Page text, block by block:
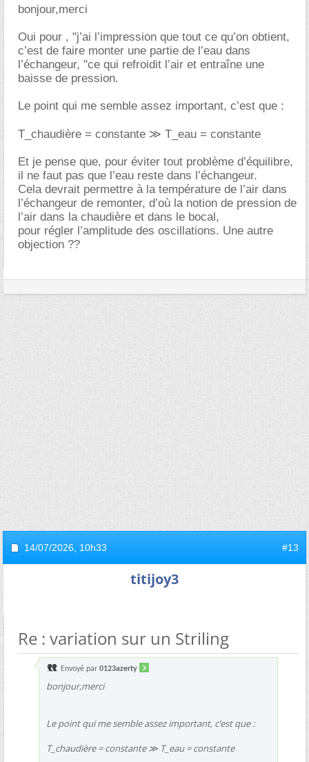
bonjour,merci
Oui pour , "j’ai l’impression que tout ce qu’on obtient,
c’est de faire monter une partie de l’eau dans
l’échangeur, "ce qui refroidit l’air et entraîne une
baisse de pression.
Le point qui me semble assez important, c’est que :
T_chaudière = constante ≫ T_eau = constante
Et je pense que, pour éviter tout problème d’équilibre,
il ne faut pas que l’eau reste dans l’échangeur.
Cela devrait permettre à la température de l’air dans
l’échangeur de remonter, d’où la notion de pression de
l’air dans la chaudière et dans le bocal,
pour régler l’amplitude des oscillations. Une autre
objection ??
14/07/2026, 10h33 #13
titijoy3
Re : variation sur un Striling
Envoyé par 0123azerty
bonjour,merci
Le point qui me semble assez important, c’est que :
T_chaudière = constante ≫ T_eau = constante